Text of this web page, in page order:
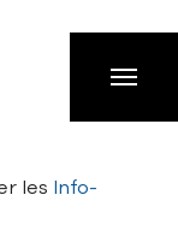
les Info-